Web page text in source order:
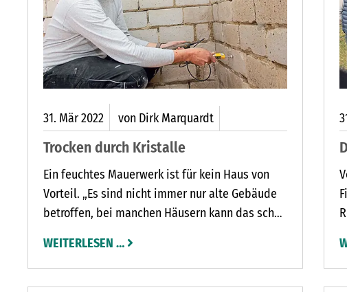
31. Mär2022 von Dirk Marquardt
Trocken durch Kristalle
Ein feuchtes Mauerwerk ist für kein Haus von
Vorteil. „Es sind nicht immer nur alte Gebäude
betroffen, bei manchen Häusern kann das schon
Paulsen.
WEITERLESEN …